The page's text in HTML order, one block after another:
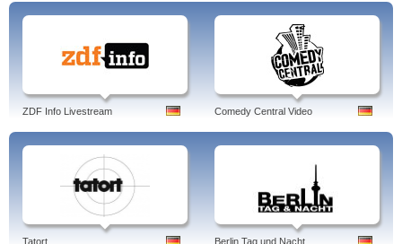
ZDF Info Livestream Comedy Central Video
Tatort Berlin Tag und Nacht